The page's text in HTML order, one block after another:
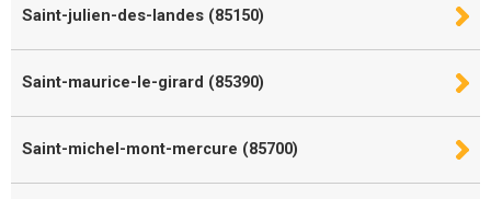
Saint-julien-des-landes (85150)
Saint-maurice-le-girard (85390)
Saint-michel-mont-mercure (85700)